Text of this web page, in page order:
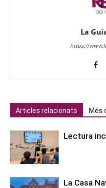
La
https://
Articles relacionats Més
Lectura
La Casa